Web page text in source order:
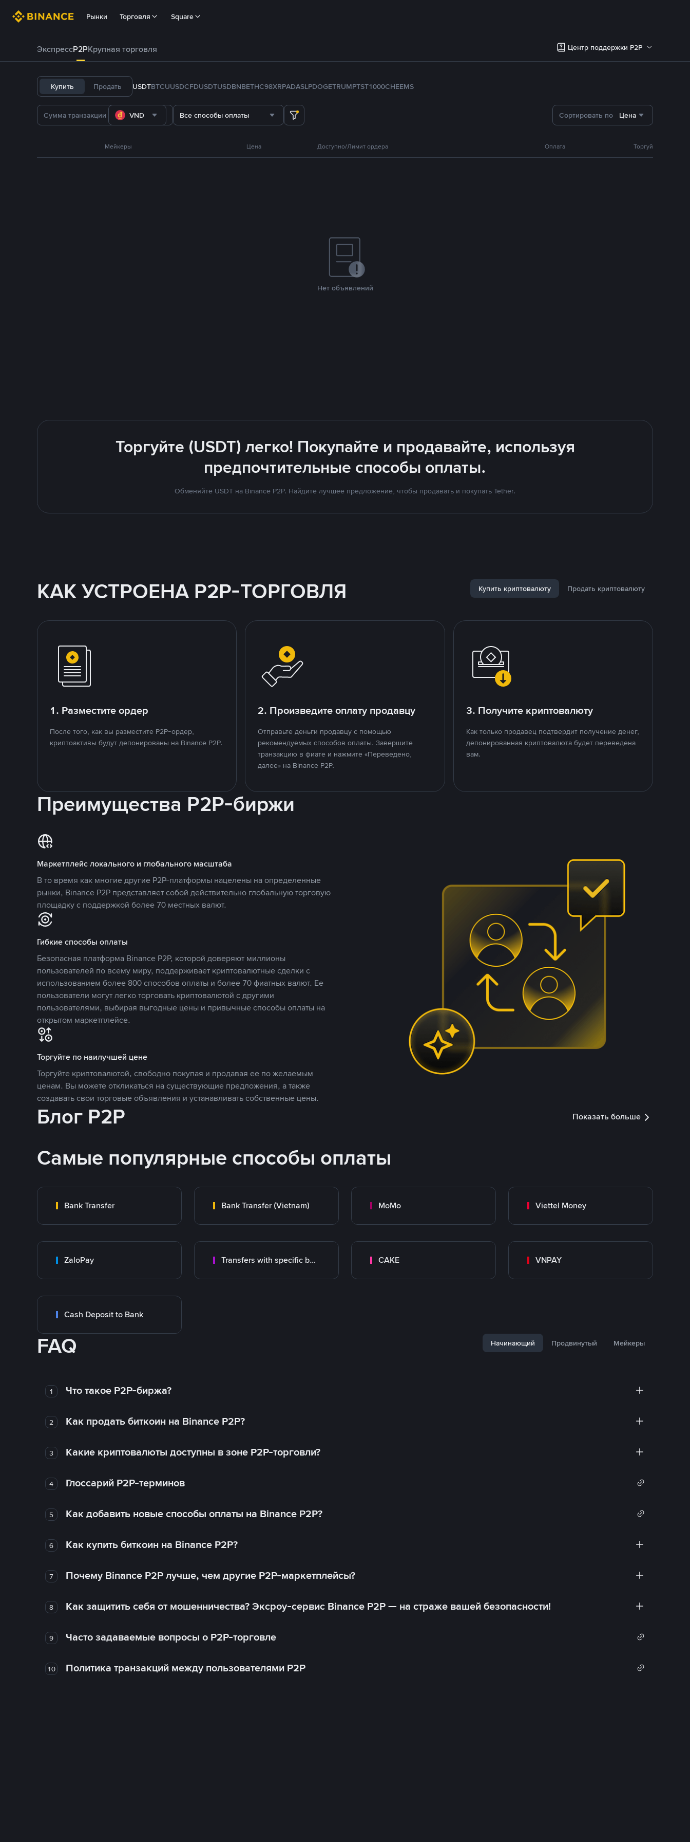
Рынки Торговля Square
ЭкспрессP2PКрупная торговля Центр поддержки P2P
Купить Продать USDTBTCUUSDCFDUSDTUSDBNBETHC98XRPADASLPDOGETRUMPTST1000CHEEMS
VND Все способы оплаты Сортировать по Цена
Мейкеры Цена Доступно/Лимит ордера Оплата Торгуй
Нет объявлений
Торгуйте (USDT) легко! Покупайте и продавайте, используя
предпочтительные способы оплаты.
Обменяйте USDT на Binance P2P. Найдите лучшее предложение, чтобы продавать и покупать Tether.
КАК УСТРОЕНА P2P-ТОРГОВЛЯ Купить криптовалюту Продать криптовалюту
1. Разместите ордер
После того, как вы разместите P2P-ордер,
криптоактивы будут депонированы на Binance P2P.
2. Произведите оплату продавцу
Отправьте деньги продавцу с помощью
рекомендуемых способов оплаты. Завершите
транзакцию в фиате и нажмите «Переведено,
далее» на Binance P2P.
3. Получите криптовалюту
Как только продавец подтвердит получение денег,
депонированная криптовалюта будет переведена
вам.
Преимущества P2P-биржи
Маркетплейс локального и глобального масштаба
В то время как многие другие P2P-платформы нацелены на определенные
рынки, Binance P2P представляет собой действительно глобальную торговую
площадку с поддержкой более 70 местных валют.
Гибкие способы оплаты
Безопасная платформа Binance P2P, которой доверяют миллионы
пользователей по всему миру, поддерживает криптовалютные сделки с
использованием более 800 способов оплаты и более 70 фиатных валют. Ее
пользователи могут легко торговать криптовалютой с другими
пользователями, выбирая выгодные цены и привычные способы оплаты на
открытом маркетплейсе.
Торгуйте по наилучшей цене
Торгуйте криптовалютой, свободно покупая и продавая ее по желаемым
ценам. Вы можете откликаться на существующие предложения, а также
создавать свои торговые объявления и устанавливать собственные цены.
Блог P2P Показать больше
Самые популярные способы оплаты
Bank Transfer Bank Transfer (Vietnam) MoMo Viettel Money
ZaloPay Transfers with specific bank CAKE VNPAY
Cash Deposit to Bank
FAQ Начинающий Продвинутый Мейкеры
1 Что такое P2P-биржа?
2 Как продать биткоин на Binance P2P?
3 Какие криптовалюты доступны в зоне P2P-торговли?
4 Глоссарий P2P-терминов
5 Как добавить новые способы оплаты на Binance P2P?
6 Как купить биткоин на Binance P2P?
7 Почему Binance P2P лучше, чем другие P2P-маркетплейсы?
8 Как защитить себя от мошенничества? Эксроу-сервис Binance P2P — на страже вашей безопасности!
9 Часто задаваемые вопросы о P2P-торговле
10 Политика транзакций между пользователями P2P